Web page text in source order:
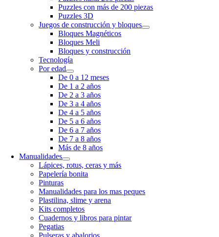
Puzzles con más de 200 piezas
Puzzles 3D
Juegos de construcción y bloques
Bloques Magnéticos
Bloques Meli
Bloques y construcción
Tecnología
Por edad
De 0 a 12 meses
De 1 a 2 años
De 2 a 3 años
De 3 a 4 años
De 4 a 5 años
De 5 a 6 años
De 6 a 7 años
De 7 a 8 años
Más de 8 años
Manualidades
Lápices, rotus, ceras y más
Papelería bonita
Pinturas
Manualidades para los mas peques
Plastilina, slime y arena
Kits completos
Cuadernos y libros para pintar
Pegatias
Pulseras y abalorios